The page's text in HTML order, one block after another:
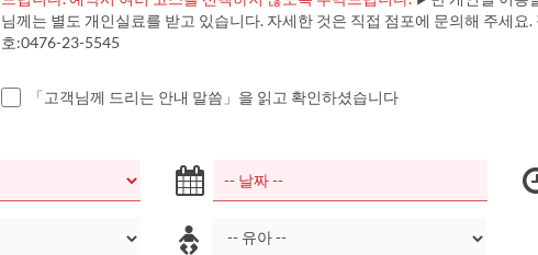
님께는 별도 개인실료를 받고 있습니다. 자세한 것은 직접 점포에 문의해 주세요.
호:0476-23-5545
「고객님께 드리는 안내 말씀」을 읽고 확인하셨습니다